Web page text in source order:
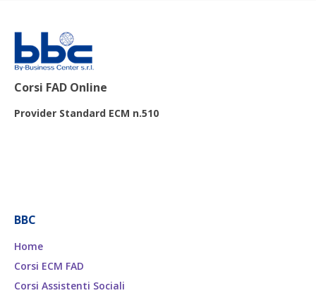
Corsi FAD Online
Provider Standard ECM n.510
BBC
Home
Corsi ECM FAD
Corsi Assistenti Sociali